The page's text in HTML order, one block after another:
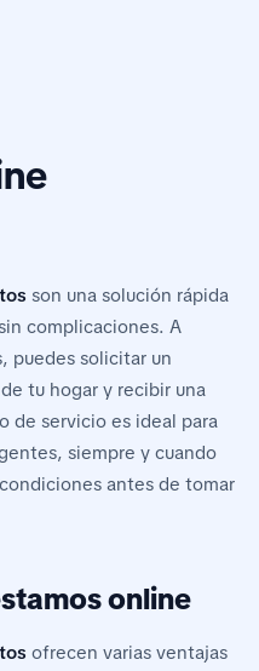
son una solución rápida
complicaciones. A
puedes solicitar un
tu hogar y recibir una
de servicio es ideal para
siempre y cuando
antes de tomar
online
ofrecen varias ventajas